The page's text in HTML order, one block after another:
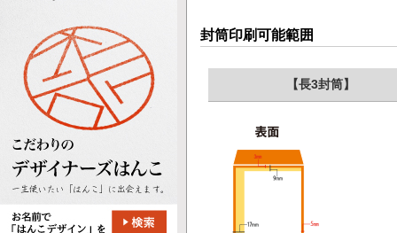
封筒印刷可能範囲
【長3封筒】